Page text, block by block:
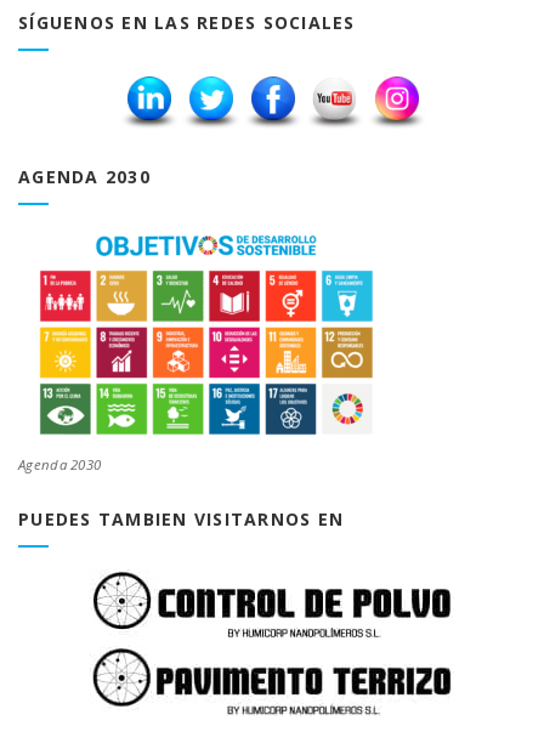
SÍGUENOS EN LAS REDES SOCIALES
AGENDA 2030
Agenda 2030
PUEDES TAMBIEN VISITARNOS EN